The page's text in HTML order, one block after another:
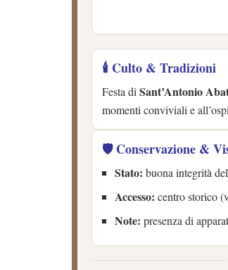
🕯️ Culto & Tradizioni
Festa diSant’Antonio
momenti conviviali e
🛡️ Conservazione &
Stato: buona integrità
Accesso: centro storico
Note: presenza di